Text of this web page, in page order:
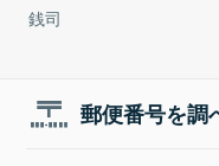
銭司
郵便番号を調